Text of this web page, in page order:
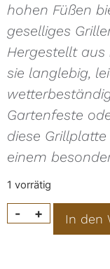
hohen Füßen
geselliges
Hergestellt
sie langlebig,
Gartenfeste
diese
einem
1 vorrätig
- + In den